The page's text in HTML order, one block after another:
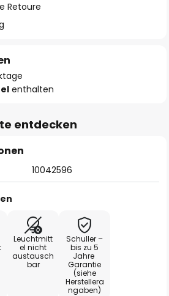
Retoure
enthalten
entdecken
10042596
Leuchtmitt
el nicht
austausch
bar
Schuller –
bis zu 5
Jahre
Garantie
(siehe
Herstellera
ngaben)